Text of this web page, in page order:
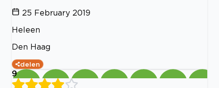
25 February 2019
Heleen
Den Haag
delen
9